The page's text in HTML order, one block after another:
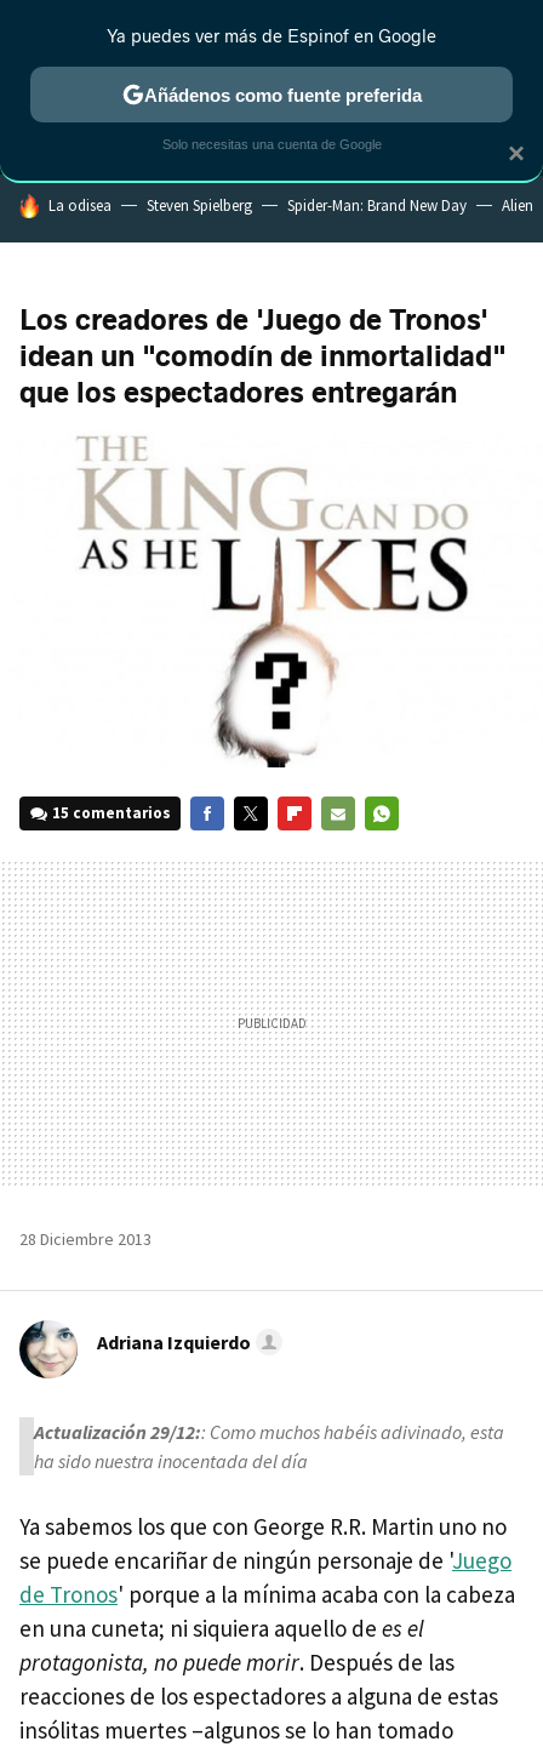
MENÚ NUEVO
ESTRENOS REALITY ANIME RANKINGS CINE
HOY SE HABLA DE
La odisea Steven Spielberg Spider-Man: Brand New Day Alien
Los creadores de 'Juego de Tronos'
idean un "comodín de inmortalidad"
que los espectadores entregarán
15 comentarios
MAIL
28 Diciembre 2013
Adriana Izquierdo
Actualización 29/12:: Como muchos habéis adivinado, esta
ha sido nuestra inocentada del día
Ya sabemos los que con George R.R. Martin uno no
se puede encariñar de ningún personaje de 'Juego
de Tronos' porque a la mínima acaba con la cabeza
en una cuneta; ni siquiera aquello de es el
protagonista, no puede morir. Después de las
reacciones de los espectadores a alguna de estas
insólitas muertes –algunos se lo han tomado
×
Ya puedes ver más de Espinof en Google
Añádenos como fuente preferida
Solo necesitas una cuenta de Google